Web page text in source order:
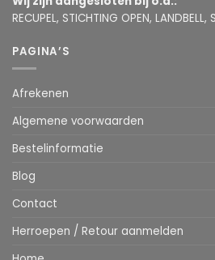
RECUPEL, STICHTING OPEN, LANDBELL,
PAGINA’S
Afrekenen
Algemene voorwaarden
Bestelinformatie
Blog
Contact
Herroepen / Retour aanmelden